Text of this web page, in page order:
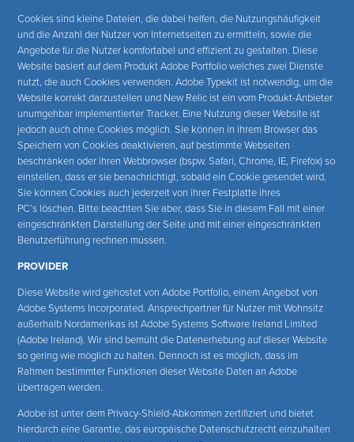
Cookies sind kleine Dateien, die dabei helfen, die Nutzungshäufigkeit
und die Anzahl der Nutzer von Internetseiten zu ermitteln, sowie die
Angebote für die Nutzer komfortabel und effizient zu gestalten. Diese
Website basiert auf dem Produkt Adobe Portfolio welches zwei Dienste
nutzt, die auch Cookies verwenden. Adobe Typekit ist notwendig, um die
Website korrekt darzustellen und New Relic ist ein vom Produkt-Anbieter
unumgehbar implementierter Tracker. Eine Nutzung dieser Website ist
jedoch auch ohne Cookies möglich. Sie können in ihrem Browser das
Speichern von Cookies deaktivieren, auf bestimmte Webseiten
beschränken oder ihren Webbrowser (bspw. Safari, Chrome, IE, Firefox) so
einstellen, dass er sie benachrichtigt, sobald ein Cookie gesendet wird.
Sie können Cookies auch jederzeit von ihrer Festplatte ihres
PC‘s löschen. Bitte beachten Sie aber, dass Sie in diesem Fall mit einer
eingeschränkten Darstellung der Seite und mit einer eingeschränkten
Benutzerführung rechnen müssen.
PROVIDER
Diese Website wird gehostet von Adobe Portfolio, einem Angebot von
Adobe Systems Incorporated. Ansprechpartner für Nutzer mit Wohnsitz
außerhalb Nordamerikas ist Adobe Systems Software Ireland Limited
(Adobe Ireland). Wir sind bemüht die Datenerhebung auf dieser Website
so gering wie möglich zu halten. Dennoch ist es möglich, dass im
Rahmen bestimmter Funktionen dieser Website Daten an Adobe
übertragen werden.
Adobe ist unter dem Privacy-Shield-Abkommen zertifiziert und bietet
hierdurch eine Garantie, das europäische Datenschutzrecht einzuhalten